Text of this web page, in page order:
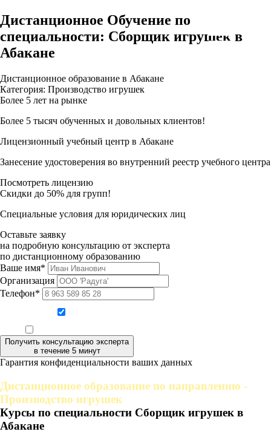
Дистанционное Обучение по
специальности: Сборщик игрушек в
Абакане
Дистанционное образование в Абакане
Категория: Производство игрушек
Более 5 лет на рынке
Более 5 тысяч обученных и довольных клиентов!
Лицензионный учебный центр в Абакане
Занесение удостоверения во внутренний реестр учебного центра
Посмотреть лицензию
Скидки до 50% для групп!
Специальные условия для юридических лиц
Оставьте заявку
на подробную консультацию от эксперта
по дистанционному образованию
Ваше имя*
Организация
Телефон*
Получить консультацию эксперта
в течение 5 минут
Гарантия конфиденциальности ваших данных
Дистанционное образование по направлению -
Производство игрушек
Курсы по специальности Сборщик игрушек в
Абакане